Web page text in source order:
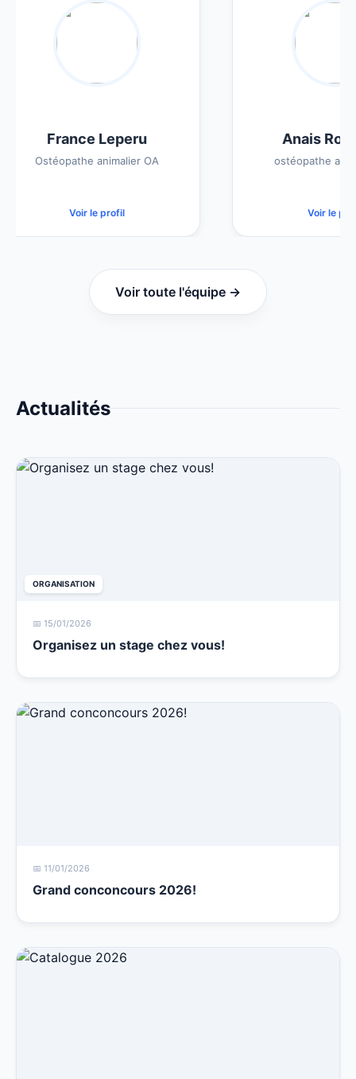
France Leperu
Ostéopathe animalier OA
Voir le profil
Anais
ostéopathe
Voir le profil
Voir toute l'équipe →
Actualités
ORGANISATION
📅 15/01/2026
Organisez un stage chez vous!
📅 11/01/2026
Grand conconcours 2026!